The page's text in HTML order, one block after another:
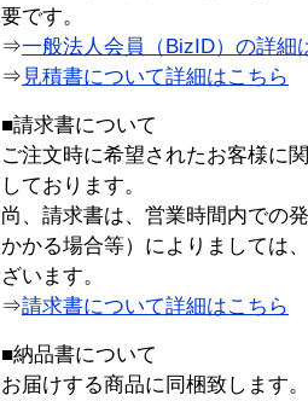
要です。
⇒一般法人会員（BizID）の詳細
⇒ 見積書について詳細はこちら
■請求書について
ご注文時に希望されたお客様に
しております。
尚、請求書は、営業時間内での
かかる場合等）によりましては
ざいます。
⇒請求書について詳細はこちら
■納品書について
お届けする商品に同梱致します。